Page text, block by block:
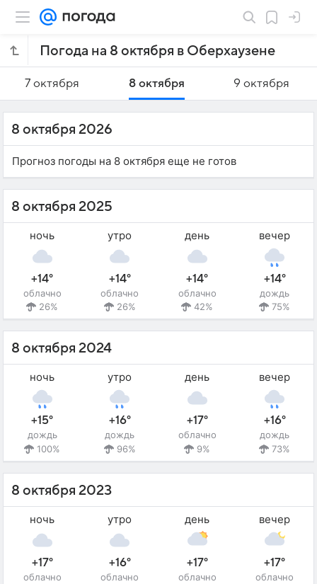
Погода на 8 октября в Оберхаузене
7 октября 8 октября 9 октября
8 октября 2026
Прогноз погоды на 8 октября еще не готов
8 октября 2025
ночь
+14°
облачно
26%
утро
+14°
облачно
26%
день
+14°
облачно
42%
вечер
+14°
дождь
75%
8 октября 2024
ночь
+15°
дождь
100%
утро
+16°
дождь
96%
день
+17°
облачно
9%
вечер
+16°
дождь
73%
8 октября 2023
ночь
+17°
облачно
утро
+16°
облачно
день
+17°
облачно
вечер
+17°
облачно